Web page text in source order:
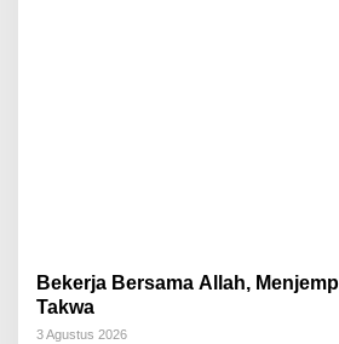
Bekerja Bersama Allah,
Takwa
3 Agustus 2026